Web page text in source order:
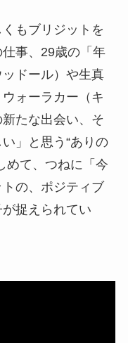
もブリジットを
事、29歳の「年
ドール）や生真
ォーラカー（キ
たな出会い、そ
」と思う“ありの
めて、つねに「今
の、ポジティブ
捉えられてい